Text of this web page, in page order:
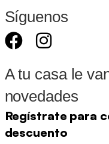
Síguenos
A tu casa le
novedades
Regístrate para
descuento